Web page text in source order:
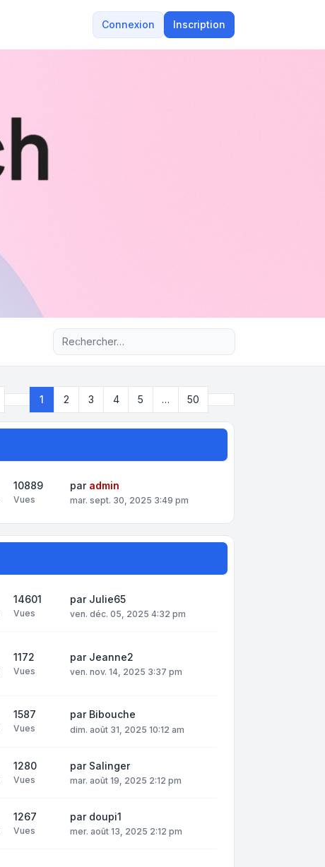
Connexion Inscription
Recherche avancée
Page 1 sur50
1 2 3 4 5 … 50
10889
Vues
par admin
mar. sept. 30, 2025 3:49 pm
14601
Vues
par Julie65
ven. déc. 05, 2025 4:32 pm
1172
Vues
par Jeanne2
ven. nov. 14, 2025 3:37 pm
1587
Vues
par Bibouche
dim. août 31, 2025 10:12 am
1280
Vues
par Salinger
mar. août 19, 2025 2:12 pm
1267
Vues
par doupi1
mer. août 13, 2025 2:12 pm